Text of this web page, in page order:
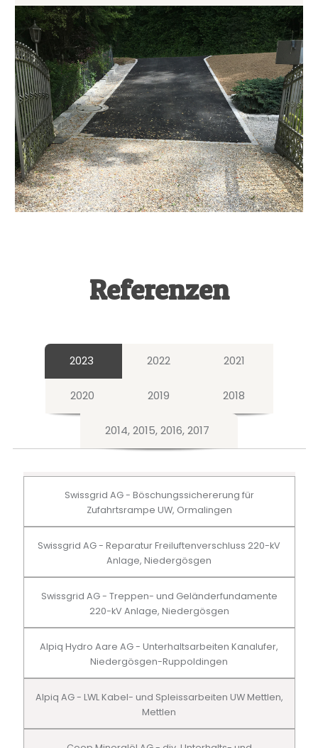
Referenzen
2023 2022 2021
2020 2019 2018
2014, 2015, 2016, 2017
Swissgrid AG - Böschungssichererung für
Zufahrtsrampe UW, Ormalingen
Swissgrid AG - Reparatur Freiluftenverschluss 220-kV
Anlage, Niedergösgen
Swissgrid AG - Treppen- und Geländerfundamente
220-kV Anlage, Niedergösgen
Alpiq Hydro Aare AG - Unterhaltsarbeiten Kanalufer,
Niedergösgen-Ruppoldingen
Alpiq AG - LWL Kabel- und Spleissarbeiten UW Mettlen,
Mettlen